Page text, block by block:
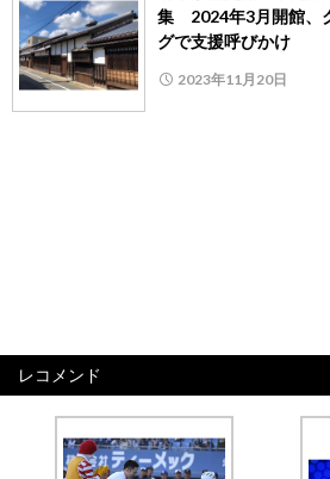
集 2024年3月開館、
グで支援呼びかけ
2023年11月20日
レコメンド